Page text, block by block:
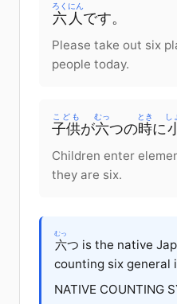
六人
ろくにん
です。
Please take out six
people today.
子供
こども
が六
むっ
つの時
とき
に
し
Children enter
they are six.
六
むっ
つ is the native
counting six general
NATIVE COUNTING